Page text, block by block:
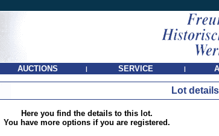
AUCTIONS | SERVICE |
Lot details
Here you find the details to this lot.
You have more options if you are registered.